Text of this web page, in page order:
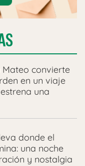
Mateo convierte
en un viaje
una
donde el
una noche
y nostalgia